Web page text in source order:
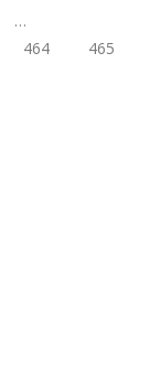
…
464
465